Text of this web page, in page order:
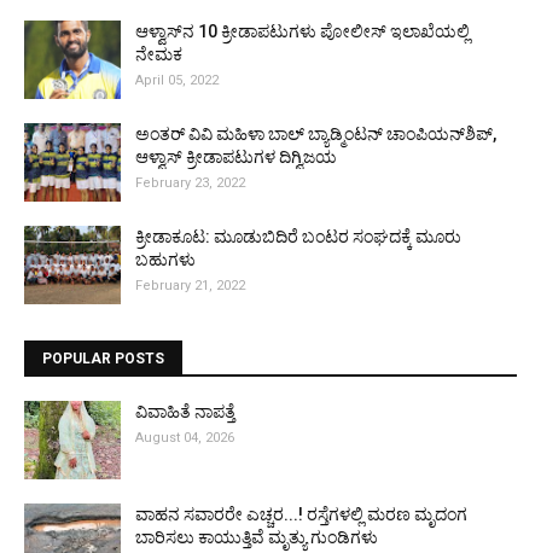
ಆಳ್ವಾಸ್‌ನ 10 ಕ್ರೀಡಾಪಟುಗಳು ಪೋಲೀಸ್ ಇಲಾಖೆಯಲ್ಲಿ
ನೇಮಕ
April 05, 2022
ಅಂತರ್ ವಿವಿ ಮಹಿಳಾ ಬಾಲ್ ಬ್ಯಾಡ್ಮಿಂಟನ್ ಚಾಂಪಿಯನ್‌ಶಿಪ್,
ಆಳ್ವಾಸ್ ಕ್ರೀಡಾಪಟುಗಳ ದಿಗ್ವಿಜಯ
February 23, 2022
ಕ್ರೀಡಾಕೂಟ: ಮೂಡುಬಿದಿರೆ ಬಂಟರ ಸಂಘದಕ್ಕೆ ಮೂರು
ಬಹುಗಳು
February 21, 2022
POPULAR POSTS
ವಿವಾಹಿತೆ ನಾಪತ್ತೆ
August 04, 2026
ವಾಹನ ಸವಾರರೇ ಎಚ್ಚರ...! ರಸ್ತೆಗಳಲ್ಲಿ ಮರಣ ಮೃದಂಗ
ಬಾರಿಸಲು ಕಾಯುತ್ತಿವೆ ಮೃತ್ಯು ಗುಂಡಿಗಳು